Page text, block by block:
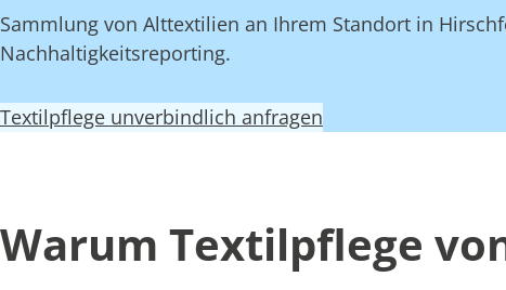
Sammlung von Alttextilien an Ihrem Standort in
Nachhaltigkeitsreporting.
Textilpflege unverbindlich anfragen
Warum Textilpflege